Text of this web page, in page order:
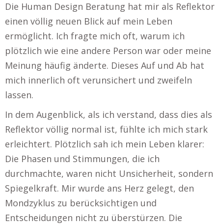
Die Human Design Beratung hat mir als Reflektor
einen völlig neuen Blick auf mein Leben
ermöglicht. Ich fragte mich oft, warum ich
plötzlich wie eine andere Person war oder meine
Meinung häufig änderte. Dieses Auf und Ab hat
mich innerlich oft verunsichert und zweifeln
lassen.
In dem Augenblick, als ich verstand, dass dies als
Reflektor völlig normal ist, fühlte ich mich stark
erleichtert. Plötzlich sah ich mein Leben klarer:
Die Phasen und Stimmungen, die ich
durchmachte, waren nicht Unsicherheit, sondern
Spiegelkraft. Mir wurde ans Herz gelegt, den
Mondzyklus zu berücksichtigen und
Entscheidungen nicht zu überstürzen. Die